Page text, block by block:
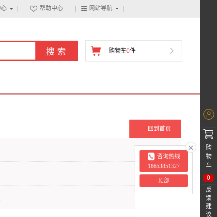
帮助中心 网站导航
 
购物车0件
回到首页
咨询热线
18653851327
顶部


购
物
车
0
反
馈
建
议